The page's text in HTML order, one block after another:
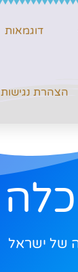
דוגמאות
הצהרת נגישות
של ישראל